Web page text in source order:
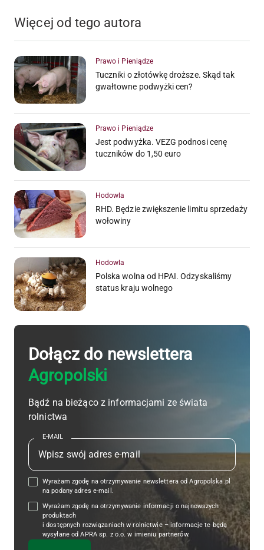
Więcej od tego autora
Prawo i Pieniądze
Tuczniki o złotówkę droższe. Skąd tak
gwałtowne podwyżki cen?
Prawo i Pieniądze
Jest podwyżka. VEZG podnosi cenę
tuczników do 1,50 euro
Hodowla
RHD. Będzie zwiększenie limitu sprzedaży
wołowiny
Hodowla
Polska wolna od HPAI. Odzyskaliśmy
status kraju wolnego
Dołącz do newslettera
Agropolski
Bądź na bieżąco z informacjami ze świata
rolnictwa
E-MAIL
Wyrażam zgodę na otrzymywanie newslettera od Agropolska.pl
na podany adres e-mail.
Wyrażam zgodę na otrzymywanie informacji o najnowszych
produktach
i dostępnych rozwiązaniach w rolnictwie – informacje te będą
wysyłane od APRA sp. z o.o. w imieniu partnerów.